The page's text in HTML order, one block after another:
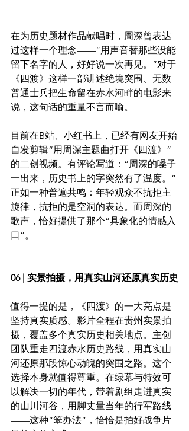
在为历史题材作品献唱时，周深曾表达
过这样一个理念——“用声音替那些没能
留下名字的人，好好说一次再见。”对于
《四渡》这样一部讲述绝境突围、无数
普通士兵把生命留在赤水河畔的电影来
说，这句话的重量不言而喻。
目前在B站、小红书上，已经有网友开始
自发剪辑“用周深主题曲打开《四渡》”
的二创视频。有评论写道：“周深的嗓子
一出来，历史书上的字突然有了温度。”
正如一种普遍共鸣：年轻观众不抗拒主
旋律，抗拒的是空洞的表达。而周深的
歌声，恰好提供了那个“具象化的情感入
口”。
06 | 实景拍摄，用真实山河还原真实历史
值得一提的是，《四渡》的一大亮点是
坚持真实质感。影片全程在贵州实景拍
摄，覆盖多个真实历史相关地点。主创
团队重走四渡赤水历史路线，用真实山
河还原那段惊心动魄的突围之路。这个
选择本身就值得尊重。在绿幕与特效可
以解决一切的年代，带着剧组走进真实
的山川河谷，用脚丈量当年的行军路线
——这种“笨办法”，恰恰是拍好战争片